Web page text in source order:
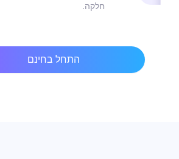
חלקה.
התחל בחינם